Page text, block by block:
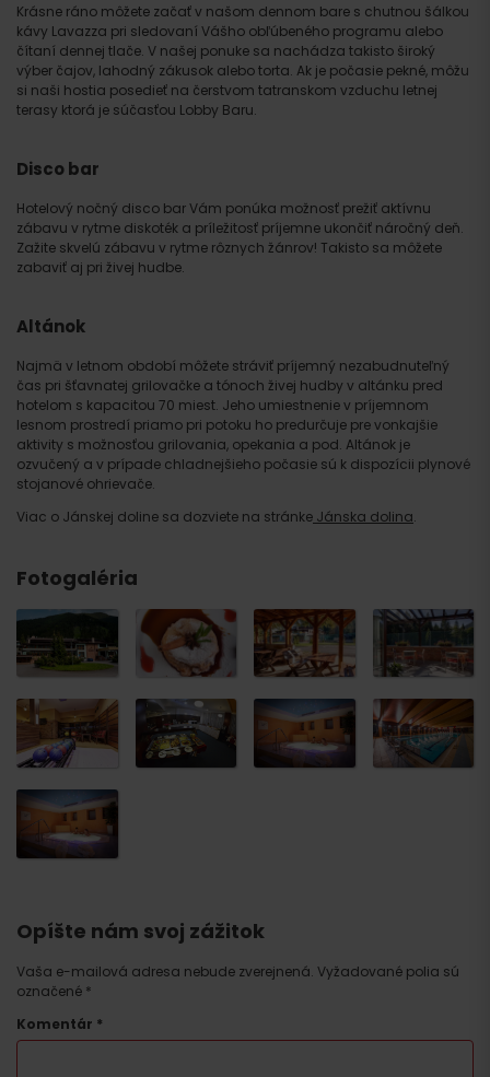
Krásne ráno môžete začať v našom dennom bare s chutnou šálkou
kávy Lavazza pri sledovaní Vášho obľúbeného programu alebo
čítaní dennej tlače. V našej ponuke sa nachádza takisto široký
výber čajov, lahodný zákusok alebo torta. Ak je počasie pekné, môžu
si naši hostia posedieť na čerstvom tatranskom vzduchu letnej
terasy ktorá je súčasťou Lobby Baru.
Disco bar
Hotelový nočný disco bar Vám ponúka možnosť prežiť aktívnu
zábavu v rytme diskoték a príležitosť príjemne ukončiť náročný deň.
Zažite skvelú zábavu v rytme rôznych žánrov! Takisto sa môžete
zabaviť aj pri živej hudbe.
Altánok
Najmä v letnom období môžete stráviť príjemný nezabudnuteľný
čas pri šťavnatej grilovačke a tónoch živej hudby v altánku pred
hotelom s kapacitou 70 miest. Jeho umiestnenie v príjemnom
lesnom prostredí priamo pri potoku ho predurčuje pre vonkajšie
aktivity s možnosťou grilovania, opekania a pod. Altánok je
ozvučený a v prípade chladnejšieho počasie sú k dispozícii plynové
stojanové ohrievače.
Viac o Jánskej doline sa dozviete na stránke Jánska dolina.
Fotogaléria
Opíšte nám svoj zážitok
Vaša e-mailová adresa nebude zverejnená. Vyžadované polia sú
označené *
Komentár *